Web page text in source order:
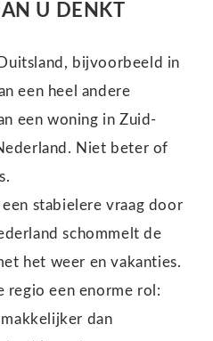
U DENKT
bijvoorbeeld in
een heel andere
een woning in Zuid-
Niet beter of
stabielere vraag door
schommelt de
het weer en vakanties.
regio een enorme rol:
dan